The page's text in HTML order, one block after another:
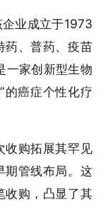
业成立于1973
药、普药、疫苗
一家创新型生物
的癌症个性化疗
收购拓展其罕见
期管线布局。这
收购，凸显了其